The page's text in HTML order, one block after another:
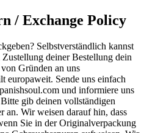
/ Exchange Policy
Selbstverständlich kannst
deiner Bestellung dein
Gründen an uns
europaweit. Sende uns einfach
und informiere uns
gib deinen vollständigen
an. Wir weisen darauf hin, dass
Sie in der Originalverpackung